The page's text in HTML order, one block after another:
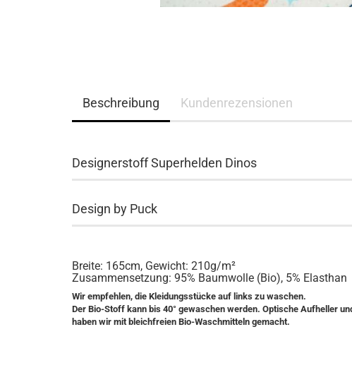
Beschreibung Kundenrezensionen
Designerstoff Superhelden Dinos
Design by Puck
Breite: 165cm, Gewicht: 210g/m²
Zusammensetzung: 95% Baumwolle (Bio), 5% Elasthan
Wir empfehlen, die Kleidungsstücke auf links zu waschen.
Der Bio-Stoff kann bis 40° gewaschen werden. Optische Aufheller
haben wir mit bleichfreien Bio-Waschmitteln gemacht.